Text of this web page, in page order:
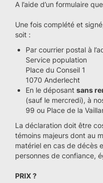
A l’aide d’un formulaire
Une fois complété et
soit :
Par courrier postal à
Service population
Place du Conseil 1
1070 Anderlecht
En le déposant sans
(sauf le mercredi), à
99 ou Place de la
La déclaration doit être
témoins majeurs dont au
matériel en cas de décès
personnes de confiance,
PRIX ?